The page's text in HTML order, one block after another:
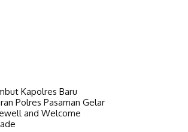
Kapolres Baru
Polres Pasaman Gelar
and Welcome